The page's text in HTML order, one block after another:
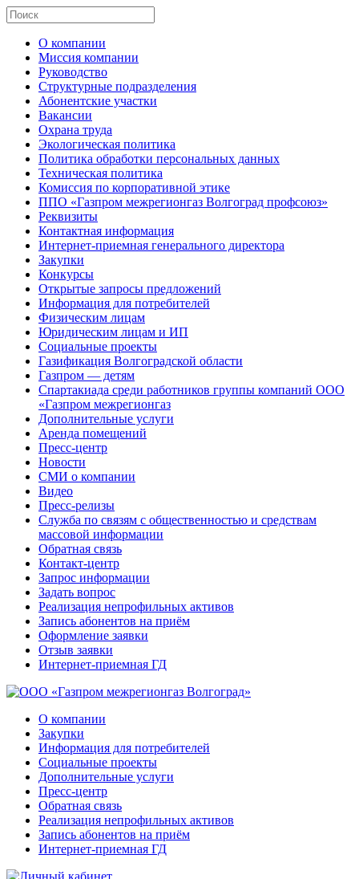
О компании
Миссия компании
Руководство
Структурные подразделения
Абонентские участки
Вакансии
Охрана труда
Экологическая политика
Политика обработки персональных данных
Техническая политика
Комиссия по корпоративной этике
ППО «Газпром межрегионгаз Волгоград профсоюз»
Реквизиты
Контактная информация
Интернет-приемная генерального директора
Закупки
Конкурсы
Открытые запросы предложений
Информация для потребителей
Физическим лицам
Юридическим лицам и ИП
Социальные проекты
Газификация Волгоградской области
Газпром — детям
Спартакиада среди работников группы компаний ООО
«Газпром межрегионгаз
Дополнительные услуги
Аренда помещений
Пресс-центр
Новости
СМИ о компании
Видео
Пресс-релизы
Служба по связям с общественностью и средствам
массовой информации
Обратная связь
Контакт-центр
Запрос информации
Задать вопрос
Реализация непрофильных активов
Запись абонентов на приём
Оформление заявки
Отзыв заявки
Интернет-приемная ГД
О компании
Закупки
Информация для потребителей
Социальные проекты
Дополнительные услуги
Пресс-центр
Обратная связь
Реализация непрофильных активов
Запись абонентов на приём
Интернет-приемная ГД